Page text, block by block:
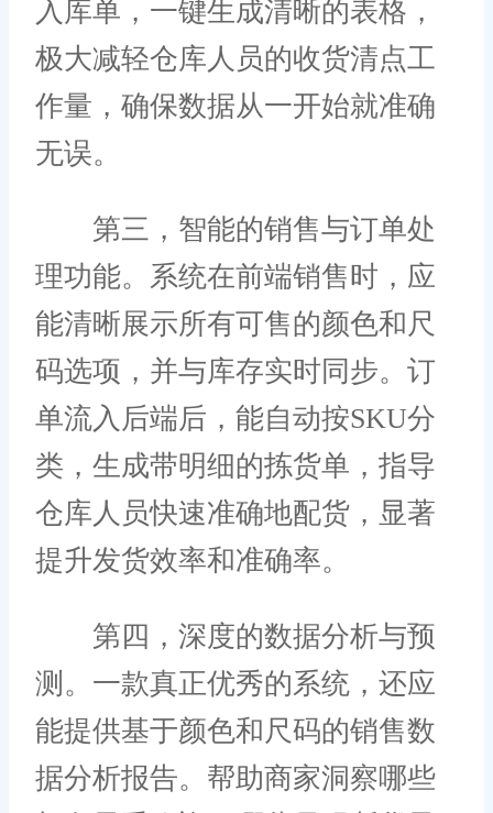
入库单，一键生成清晰的表格，
极大减轻仓库人员的收货清点工
作量，确保数据从一开始就准确
无误。
第三，智能的销售与订单处
理功能。系统在前端销售时，应
能清晰展示所有可售的颜色和尺
码选项，并与库存实时同步。订
单流入后端后，能自动按SKU分
类，生成带明细的拣货单，指导
仓库人员快速准确地配货，显著
提升发货效率和准确率。
第四，深度的数据分析与预
测。一款真正优秀的系统，还应
能提供基于颜色和尺码的销售数
据分析报告。帮助商家洞察哪些